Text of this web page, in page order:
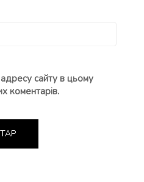
сайту в цьому
коментарів.